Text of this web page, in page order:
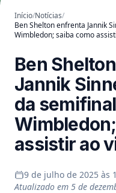
Início/Notícias/
Ben Shelton enfrenta Jannik
Wimbledon; saiba como
Ben
Jannik
da
assistir ao
9 de julho de 2025 às
Atualizado em 5 de